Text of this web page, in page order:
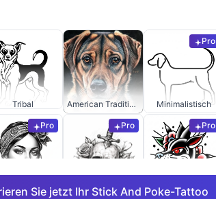
Tribal American Traditional
Pro
Minimalistisch
Pro Pro Pro
Sie jetzt Ihr Stick And Poke-Tattoo